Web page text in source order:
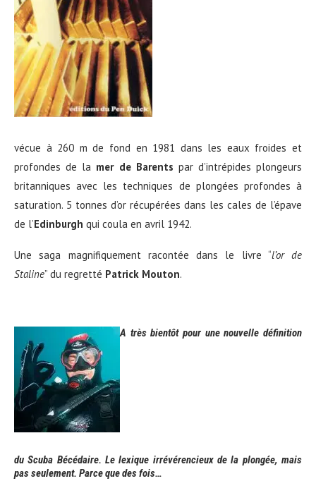
vécue à 260 m de fond en 1981 dans les eaux froides et
profondes de la mer de Barents par d’intrépides plongeurs
britanniques avec les techniques de plongées profondes à
saturation. 5 tonnes d’or récupérées dans les cales de l’épave
de l’Edinburgh qui coula en avril 1942.
Une saga magnifiquement racontée dans le livre “l’or de
Staline” du regretté Patrick Mouton.
A très bientôt pour une nouvelle définition
du Scuba Bécédaire. Le lexique irrévérencieux de la plongée, mais
pas seulement. Parce que des fois…